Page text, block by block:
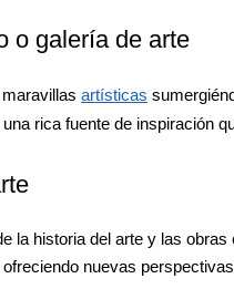
o galería de arte
artísticas
rica fuente de inspiración
la historia del arte y las
nuevas